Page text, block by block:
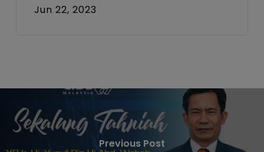
Jun 22, 2023
Previous Post